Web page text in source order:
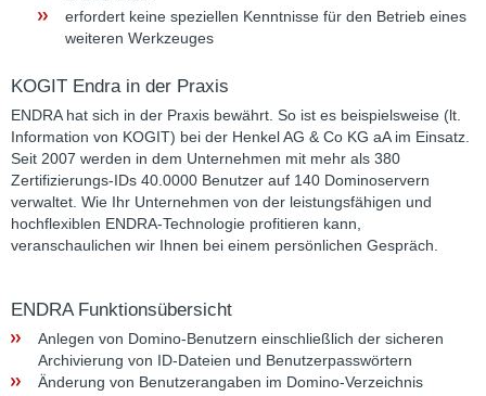
erfordert keine speziellen Kenntnisse für den Betrieb eines
weiteren Werkzeuges
KOGIT Endra in der Praxis
ENDRA hat sich in der Praxis bewährt. So ist es beispielsweise (lt.
Information von KOGIT) bei der Henkel AG & Co KG aA im Einsatz.
Seit 2007 werden in dem Unternehmen mit mehr als 380
Zertifizierungs-IDs 40.0000 Benutzer auf 140 Dominoservern
verwaltet. Wie Ihr Unternehmen von der leistungsfähigen und
hochflexiblen ENDRA-Technologie profitieren kann,
veranschaulichen wir Ihnen bei einem persönlichen Gespräch.
ENDRA Funktionsübersicht
Anlegen von Domino-Benutzern einschließlich der sicheren
Archivierung von ID-Dateien und Benutzerpasswörtern
Änderung von Benutzerangaben im Domino-Verzeichnis